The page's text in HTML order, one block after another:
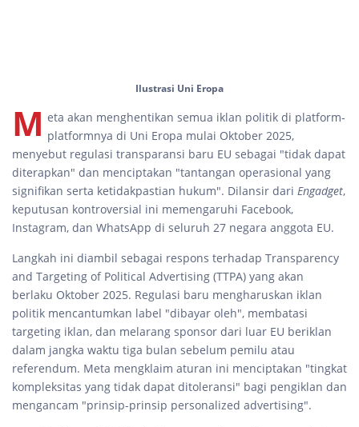
Ilustrasi Uni Eropa
M eta akan menghentikan semua iklan politik di platform-
platformnya di Uni Eropa mulai Oktober 2025,
menyebut regulasi transparansi baru EU sebagai "tidak dapat
diterapkan" dan menciptakan "tantangan operasional yang
signifikan serta ketidakpastian hukum". Dilansir dari Engadget,
keputusan kontroversial ini memengaruhi Facebook,
Instagram, dan WhatsApp di seluruh 27 negara anggota EU.
Langkah ini diambil sebagai respons terhadap Transparency
and Targeting of Political Advertising (TTPA) yang akan
berlaku Oktober 2025. Regulasi baru mengharuskan iklan
politik mencantumkan label "dibayar oleh", membatasi
targeting iklan, dan melarang sponsor dari luar EU beriklan
dalam jangka waktu tiga bulan sebelum pemilu atau
referendum. Meta mengklaim aturan ini menciptakan "tingkat
kompleksitas yang tidak dapat ditoleransi" bagi pengiklan dan
mengancam "prinsip-prinsip personalized advertising".